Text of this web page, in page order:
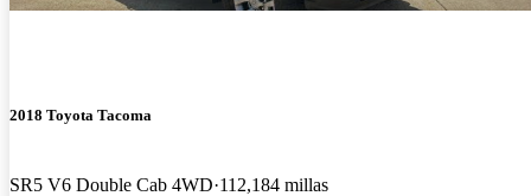
2018 Toyota Tacoma
SR5 V6 Double Cab 4WD 112,184 millas